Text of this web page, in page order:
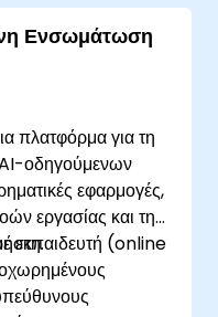
Ενσωμάτωση
πλατφόρμα για τη
οδηγούμενων
εφαρμογές,
εργασίας και την
εκπαιδευτή (online